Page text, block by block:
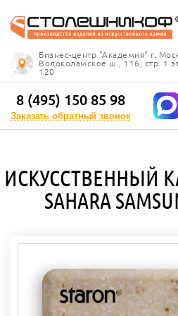
Бизнес-центр "Академия" г.
Волоколамское ш., 116, стр. 1
120
8 (495) 150 85 98
Заказать обратный звонок
Info@stoleshnikof.ru
8 (495) 150 85 98
Заказать обратный
для кухни
столешницы
под дерево
под мрамор
ИСКУССТВЕННЫЙ
SAHARA